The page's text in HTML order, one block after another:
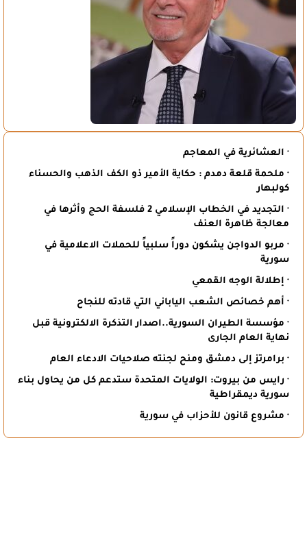
· العشائرية في المعاجم
· ملحمة قلعة دمدم : حكاية الأمير ذو الكف الذهب والحسناء
كولبهار
· التجديد في الخطاب الإسلامي 2 فلسفة الحج وأثرها في
معالجة ظاهرة العنف
· مربو الدواجن يشكون دوراً سلبياً للحملات الاعلامية في
سورية
· إطلالة الوجه القمعي
· أهم خصائص الشعب الياباني التي قادته للنجاح
· مؤسسة الطيران السورية..اصدار التذكرة الالكترونية قبل
نهاية العام الجارى
· برامرتز إلى دمشق ومنح لجنته صلاحيات الادعاء العام
· رايس من بيروت: الولايات المتحدة ستدعم كل من يحاول بناء
سورية ديمقراطية
· مشروع قانون للأحزاب في سورية